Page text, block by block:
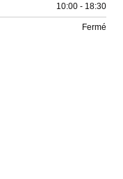
10:00 - 18:30
Fermé